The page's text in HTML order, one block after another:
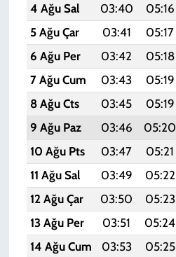
4 Ağu Sal
03:40 05:16
5 Ağu Çar
03:41 05:17
6 Ağu Per
03:42 05:18
7 Ağu Cum
03:43 05:19
8 Ağu Cts
03:45 05:19
9 Ağu Paz
03:46 05:20
10 Ağu Pts
03:47 05:21
11 Ağu Sal
03:49 05:22
12 Ağu Çar
03:50 05:23
13 Ağu Per
03:51 05:24
14 Ağu Cum
03:53 05:25